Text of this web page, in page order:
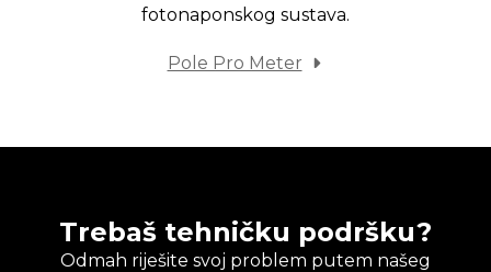
fotonaponskog sustava.
Pole Pro Meter
Trebaš tehničku podršku?
Odmah riješite svoj problem putem našeg